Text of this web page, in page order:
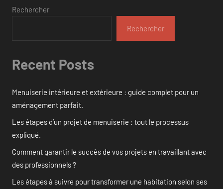
Rechercher
Rechercher
Recent Posts
Menuiserie intérieure et extérieure : guide complet pour un
aménagement parfait.
Les étapes d’un projet de menuiserie : tout le processus
expliqué.
Comment garantir le succès de vos projets en travaillant avec
des professionnels ?
Les étapes à suivre pour transformer une habitation selon ses